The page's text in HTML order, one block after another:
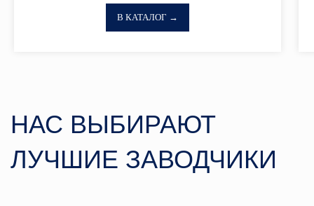
В КАТАЛОГ →
ПОПУЛЯРНЫЕ